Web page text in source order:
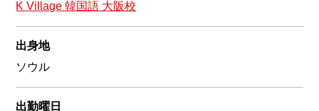
K Village 韓国語 大阪校
出身地
ソウル
出勤曜日